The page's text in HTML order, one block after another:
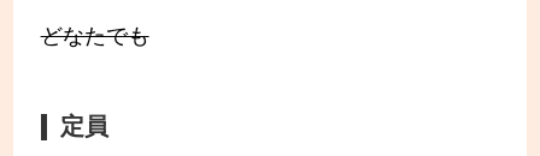
どなたでも
定員